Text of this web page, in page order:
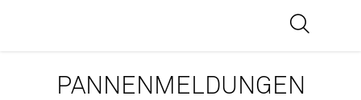
PANNENMELDUNGEN